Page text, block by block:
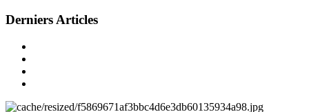
Derniers Articles